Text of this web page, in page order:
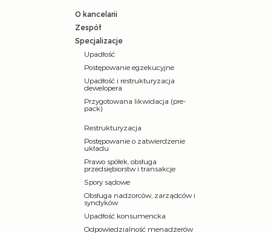
O kancelarii
Zespół
Specjalizacje
Upadłość
Postępowanie egzekucyjne
Upadłość i restrukturyzacja
dewelopera
Przygotowana likwidacja (pre-
pack)
Restrukturyzacja
Postępowanie o zatwierdzenie
układu
Prawo spółek, obsługa
przedsiębiorstw i transakcje
Spory sądowe
Obsługa nadzorców, zarządców i
syndyków
Upadłość konsumencka
Odpowiedzialność menadżerów